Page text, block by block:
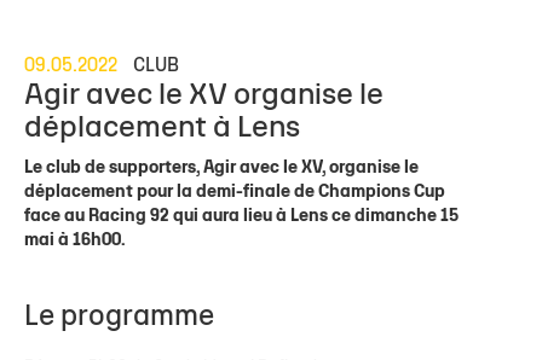
09.05.2022 CLUB
Agir avec le XV organise le
déplacement à Lens
Le club de supporters, Agir avec le XV, organise le
déplacement pour la demi-finale de Champions Cup
face au Racing 92 qui aura lieu à Lens ce dimanche 15
mai à 16h00.
Le programme